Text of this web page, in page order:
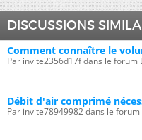
DISCUSSIONS
Comment connaître le
Par invite2356d17f dans le
Débit d'air comprimé
Par invite78949982 dans le